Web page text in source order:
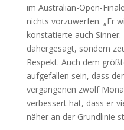
im Australian-Open-
nichts vorzuwerfen. „Er
konstatierte auch
dahergesagt, sondern
Respekt. Auch dem
aufgefallen sein, dass
vergangenen zwölf
verbessert hat, dass er
näher an der Grundlinie